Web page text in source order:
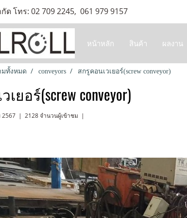
ด โทร: 02 709 2245, 061 979 9157
หน้าหลัก สินค้า ผลงาน
ทั้งหมด conveyors สกรูคอนเวเยอร์(screw conveyor)
ยอร์(screw conveyor)
2567 | 2128 จำนวนผู้เข้าชม |